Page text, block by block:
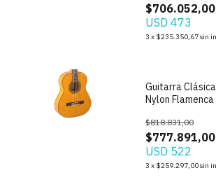
$706.052,00
USD 473
3 x $235.350,67sin
Guitarra
Nylon
$777.891,00
$818.831,00
USD 522
3 x $259.297,00sin